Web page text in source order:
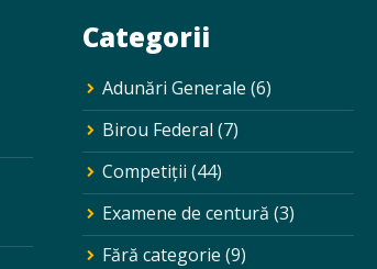
Categorii
Adunări Generale (6)
Birou Federal (7)
Competiții (44)
Examene de centură (3)
Fără categorie (9)